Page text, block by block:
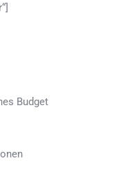
Budget